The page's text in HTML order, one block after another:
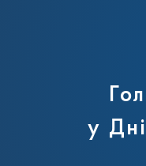
Державної
у